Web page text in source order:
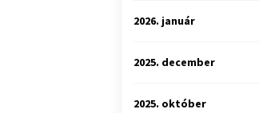
2026. január
2025. december
2025. október